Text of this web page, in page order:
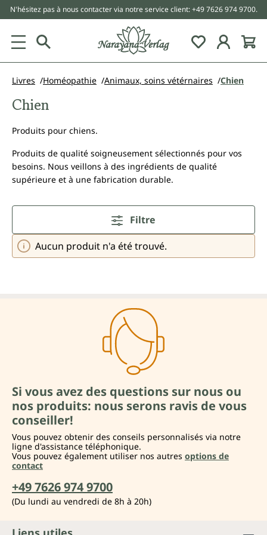
principal
N'hésitez pas à nous contacter via notre service client: +49 7626 974 9700.
Livres Homéopathie Animaux, soins vétérnaires Chien
Chien
Produits pour chiens.
Produits de qualité soigneusement sélectionnés pour vos
besoins. Nous veillons à des ingrédients de qualité
supérieure et à une fabrication durable.
Filtre
Aucun produit n'a été trouvé.
Si vous avez des questions sur nous ou
nos produits: nous serons ravis de vous
conseiller!
Vous pouvez obtenir des conseils personnalisés via notre
ligne d'assistance téléphonique.
Vous pouvez également utiliser nos autres options de
contact
+49 7626 974 9700
(Du lundi au vendredi de 8h à 20h)